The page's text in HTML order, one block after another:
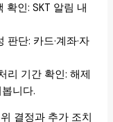
확인: SKT 알림 내
단: 카드·계좌·자
리 기간 확인: 해제
니다.
결정과 추가 조치